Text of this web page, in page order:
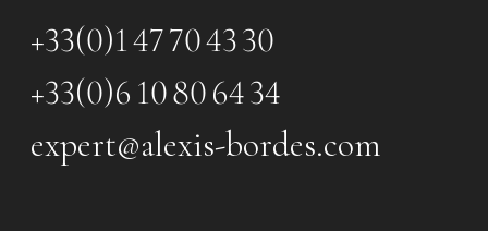
+33(0)1 47 70 43 30
+33(0)6 10 80 64 34
expert@alexis-bordes.com